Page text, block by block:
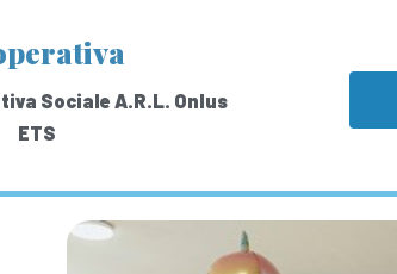
Sociale A.R.L. Onlus
ETS